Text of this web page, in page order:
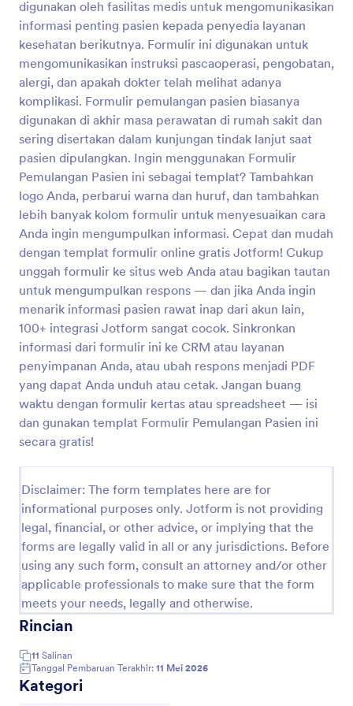
digunakan oleh fasilitas medis untuk mengomunikasikan
informasi penting pasien kepada penyedia layanan
kesehatan berikutnya. Formulir ini digunakan untuk
mengomunikasikan instruksi pascaoperasi, pengobatan,
alergi, dan apakah dokter telah melihat adanya
komplikasi. Formulir pemulangan pasien biasanya
digunakan di akhir masa perawatan di rumah sakit dan
sering disertakan dalam kunjungan tindak lanjut saat
pasien dipulangkan. Ingin menggunakan Formulir
Pemulangan Pasien ini sebagai templat? Tambahkan
logo Anda, perbarui warna dan huruf, dan tambahkan
lebih banyak kolom formulir untuk menyesuaikan cara
Anda ingin mengumpulkan informasi. Cepat dan mudah
dengan templat formulir online gratis Jotform! Cukup
unggah formulir ke situs web Anda atau bagikan tautan
untuk mengumpulkan respons — dan jika Anda ingin
menarik informasi pasien rawat inap dari akun lain,
100+ integrasi Jotform sangat cocok. Sinkronkan
informasi dari formulir ini ke CRM atau layanan
penyimpanan Anda, atau ubah respons menjadi PDF
yang dapat Anda unduh atau cetak. Jangan buang
waktu dengan formulir kertas atau spreadsheet — isi
dan gunakan templat Formulir Pemulangan Pasien ini
secara gratis!
Disclaimer: The form templates here are for
informational purposes only. Jotform is not providing
legal, financial, or other advice, or implying that the
forms are legally valid in all or any jurisdictions. Before
using any such form, consult an attorney and/or other
applicable professionals to make sure that the form
meets your needs, legally and otherwise.
Rincian
11 Salinan
Tanggal Pembaruan Terakhir: 11 Mei 2026
Kategori
Pratinjau
Formulir Pemulangan Pasien
Formulir pemulangan pasien adalah formulir yang
digunakan oleh fasilitas medis untuk
mengomunikasikan informasi penting pasien kepada
penyedia layanan kesehatan berikutnya.
Formulir Pendaftaran Pasien
Pakai Template
Pratinjau